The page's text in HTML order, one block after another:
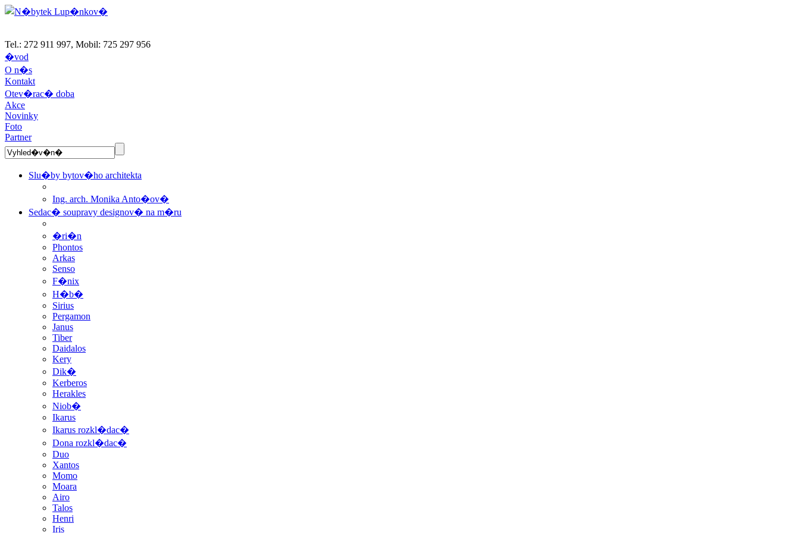
Tel.: 272 911 997, Mobil: 725 297 956
�vod
O n�s
Kontakt
Otev�rac� doba
Akce
Novinky
Foto
Partner
Slu�by bytov�ho architekta
Ing. arch. Monika Anto�ov�
Sedac� soupravy designov� na m�ru
�ri�n
Phontos
Arkas
Senso
F�nix
H�b�
Sirius
Pergamon
Janus
Tiber
Daidalos
Kery
Dik�
Kerberos
Herakles
Niob�
Ikarus
Ikarus rozkl�dac�
Dona rozkl�dac�
Duo
Xantos
Momo
Moara
Airo
Talos
Henri
Iris